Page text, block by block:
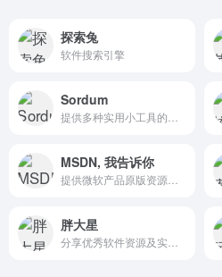
探索兔
软件搜索引擎
Sordum
MSDN, 我告诉你
胖大星